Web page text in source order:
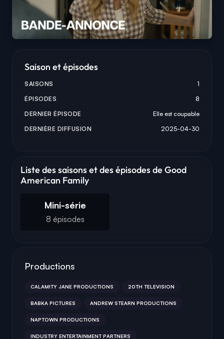
Saison et épisodes
SAISONS
1
ÉPISODES
8
DERNIER ÉPISODE
Elle est coupable
DERNIÈRE DIFFUSION
2025-04-30
Liste des saisons et des épisodes de Good
American Family
Mini-série
8 épisodes
Productions
CALAMITY JANE PRODUCTIONS 20TH TELEVISION
BABKA PICTURES ANDREW STEARN PRODUCTIONS
NAPTOWN PRODUCTIONS
INDUSTRY ENTERTAINMENT PARTNERS